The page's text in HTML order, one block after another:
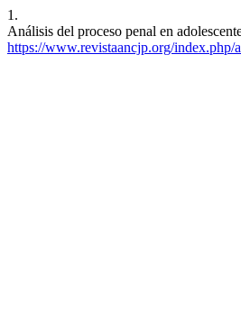
1.
Análisis del proceso penal en
https://www.revistaancjp.org/index.php/